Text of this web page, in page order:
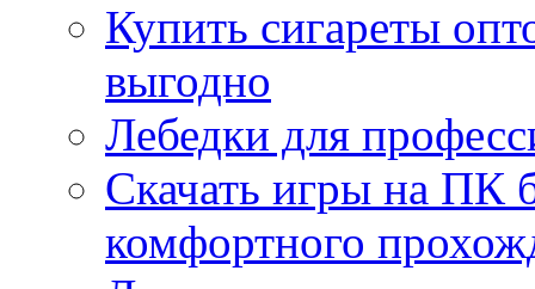
Купить сигареты
выгодно
Лебедки для
Скачать игры на ПК
комфортного